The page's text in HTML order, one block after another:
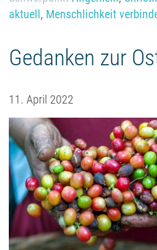
aktuell, Menschlichkeit
Gedanken zur
11. April 2022